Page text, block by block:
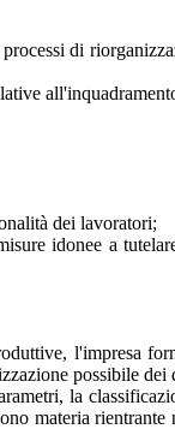
di
dei lavoratori;
idonee a
l'impresa
possibile
la
materia rientrante